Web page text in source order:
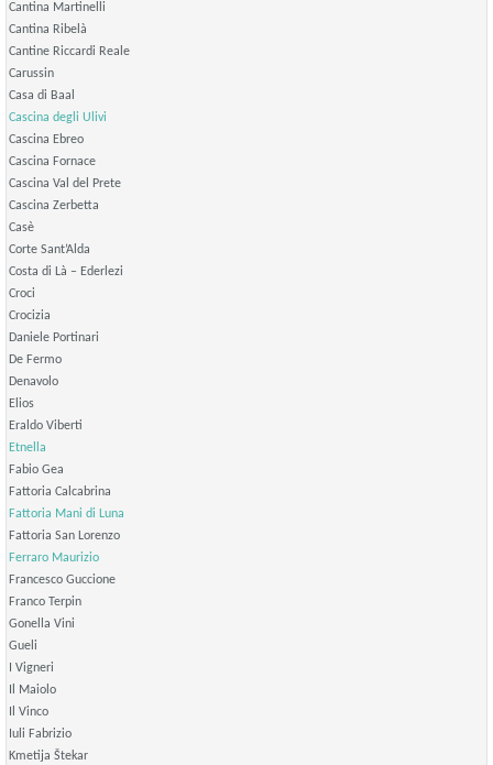
Cantina Martinelli
Cantina Ribelà
Cantine Riccardi Reale
Carussin
Casa di Baal
Cascina degli Ulivi
Cascina Ebreo
Cascina Fornace
Cascina Val del Prete
Cascina Zerbetta
Casè
Corte Sant’Alda
Costa di Là – Ederlezi
Croci
Crocizia
Daniele Portinari
De Fermo
Denavolo
Elios
Eraldo Viberti
Etnella
Fabio Gea
Fattoria Calcabrina
Fattoria Mani di Luna
Fattoria San Lorenzo
Ferraro Maurizio
Francesco Guccione
Franco Terpin
Gonella Vini
Gueli
I Vigneri
Il Maiolo
Il Vinco
Iuli Fabrizio
Kmetija Štekar